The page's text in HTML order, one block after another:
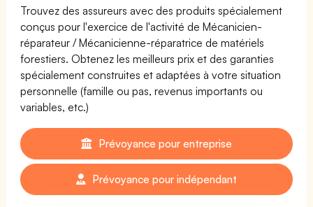
Trouvez des assureurs avec des produits spécialement
conçus pour l'exercice de l'activité de Mécanicien-
réparateur / Mécanicienne-réparatrice de matériels
forestiers. Obtenez les meilleurs prix et des garanties
spécialement construites et adaptées à votre situation
personnelle (famille ou pas, revenus importants ou
variables, etc.)
Prévoyance pour entreprise
Prévoyance pour indépendant